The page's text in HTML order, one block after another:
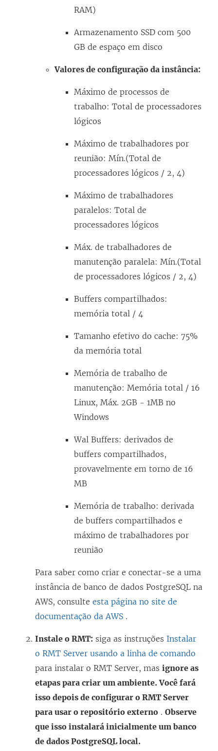
RAM)
Armazenamento SSD com 500
GB de espaço em disco
Valores de configuração da instância:
Máximo de processos de
trabalho: Total de processadores
lógicos
Máximo de trabalhadores por
reunião: Mín.(Total de
processadores lógicos / 2, 4)
Máximo de trabalhadores
paralelos: Total de
processadores lógicos
Máx. de trabalhadores de
manutenção paralela: Mín.(Total
de processadores lógicos / 2, 4)
Buffers compartilhados:
memória total / 4
Tamanho efetivo do cache: 75%
da memória total
Memória de trabalho de
manutenção: Memória total / 16
Linux, Máx. 2GB - 1MB no
Windows
Wal Buffers: derivados de
buffers compartilhados,
provavelmente em torno de 16
MB
Memória de trabalho: derivada
de buffers compartilhados e
máximo de trabalhadores por
reunião
Para saber como criar e conectar-se a uma
instância de banco de dados PostgreSQL na
AWS, consulte esta página no site de
documentação da AWS .
Instale o RMT: siga as instruções Instalar
o RMT Server usando a linha de comando
para instalar o RMT Server, mas ignore as
etapas para criar um ambiente. Você fará
isso depois de configurar o RMT Server
para usar o repositório externo . Observe
que isso instalará inicialmente um banco
de dados PostgreSQL local.